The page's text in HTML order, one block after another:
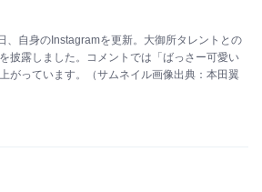
、自身のInstagramを更新。大御所タレントとの
披露しました。コメントでは「ばっさー可愛い
がっています。（サムネイル画像出典：本田翼